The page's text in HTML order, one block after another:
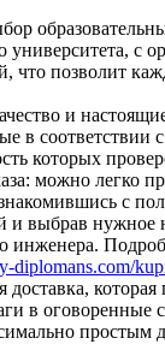
университета, с
что позволит
и
в соответствии
которых
можно легко
с
и выбрав нужное
инженера.
diplomans.com/
которая
в оговоренные
простым